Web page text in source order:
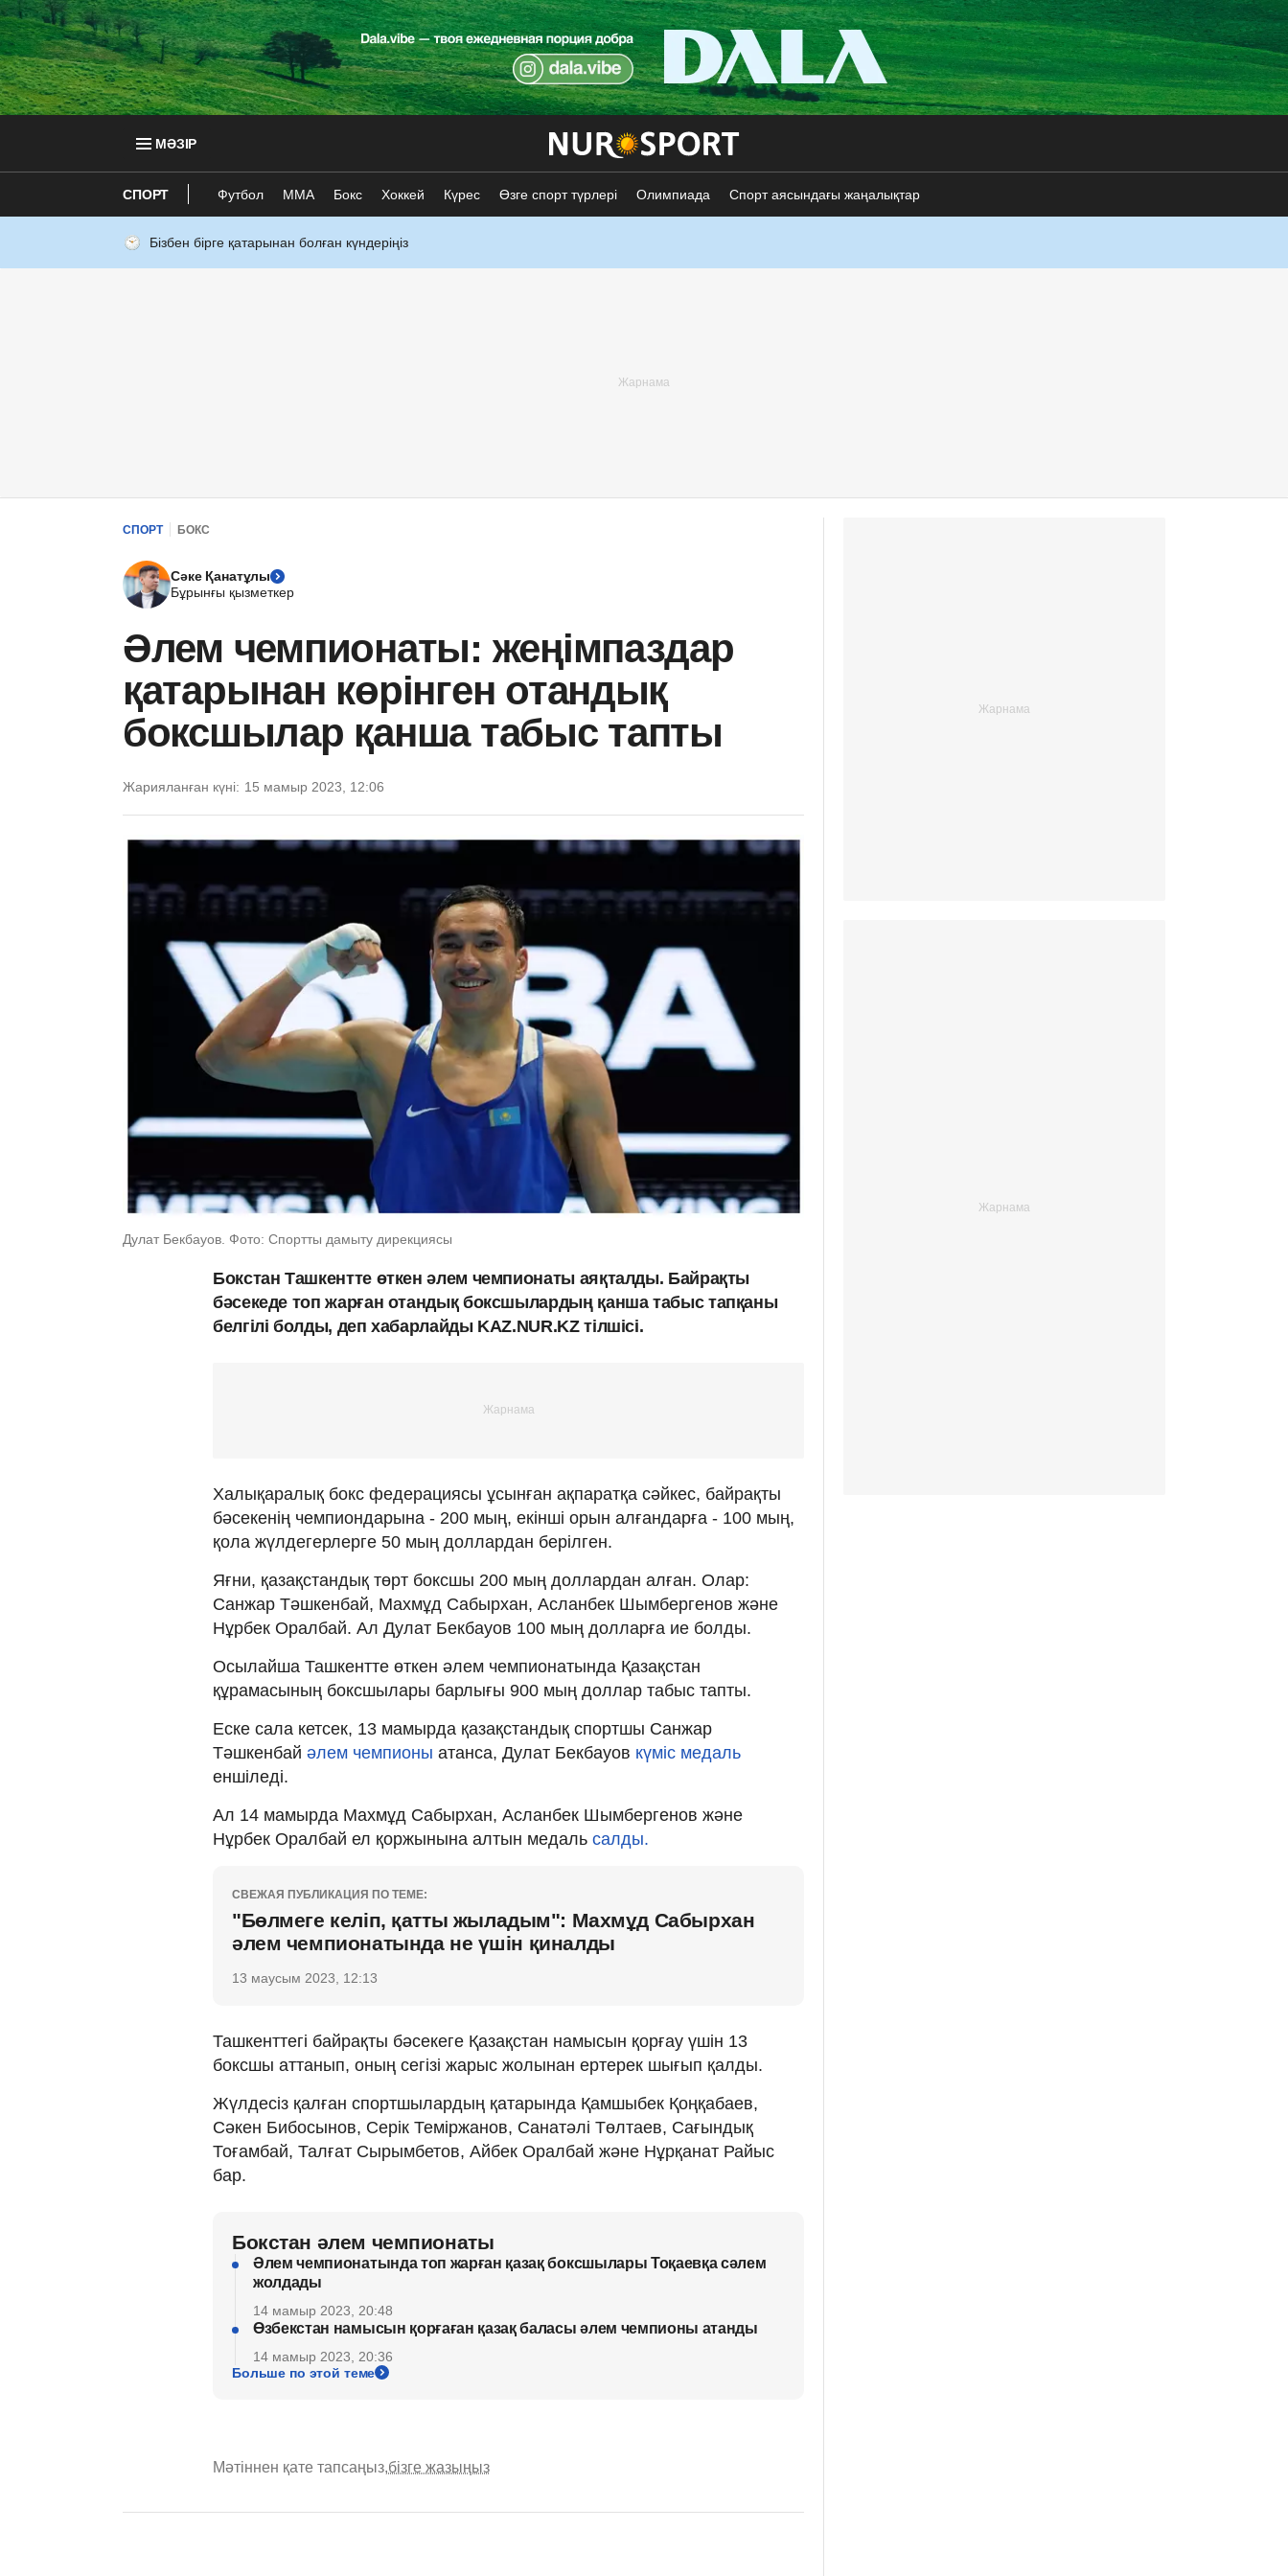
МӘЗІР
СПОРТ Футбол ММА Бокс Хоккей Күрес Өзге спорт түрлері Олимпиада Спорт аясындағы жаңалықтар
Бізбен бірге қатарынан болған күндеріңіз
СПОРТ БОКС
Сәке Қанатұлы
Бұрынғы қызметкер
Әлем чемпионаты: жеңімпаздар
қатарынан көрінген отандық
боксшылар қанша табыс тапты
Жарияланған күні: 15 мамыр 2023, 12:06
Дулат Бекбауов. Фото: Спортты дамыту дирекциясы
Бокстан Ташкентте өткен әлем чемпионаты аяқталды. Байрақты
бәсекеде топ жарған отандық боксшылардың қанша табыс тапқаны
белгілі болды, деп хабарлайды KAZ.NUR.KZ тілшісі.
Халықаралық бокс федерациясы ұсынған ақпаратқа сәйкес, байрақты
бәсекенің чемпиондарына - 200 мың, екінші орын алғандарға - 100 мың,
қола жүлдегерлерге 50 мың доллардан берілген.
Яғни, қазақстандық төрт боксшы 200 мың доллардан алған. Олар:
Санжар Тәшкенбай, Махмұд Сабырхан, Асланбек Шымбергенов және
Нұрбек Оралбай. Ал Дулат Бекбауов 100 мың долларға ие болды.
Осылайша Ташкентте өткен әлем чемпионатында Қазақстан
құрамасының боксшылары барлығы 900 мың доллар табыс тапты.
Еске сала кетсек, 13 мамырда қазақстандық спортшы Санжар
Тәшкенбай әлем чемпионы атанса, Дулат Бекбауов күміс медаль
еншіледі.
Ал 14 мамырда Махмұд Сабырхан, Асланбек Шымбергенов және
Нұрбек Оралбай ел қоржынына алтын медаль салды.
СВЕЖАЯ ПУБЛИКАЦИЯ ПО ТЕМЕ:
"Бөлмеге келіп, қатты жыладым": Махмұд Сабырхан
әлем чемпионатында не үшін қиналды
13 маусым 2023, 12:13
Ташкенттегі байрақты бәсекеге Қазақстан намысын қорғау үшін 13
боксшы аттанып, оның сегізі жарыс жолынан ертерек шығып қалды.
Жүлдесіз қалған спортшылардың қатарында Қамшыбек Қоңқабаев,
Сәкен Бибосынов, Серік Теміржанов, Санатәлі Төлтаев, Сағындық
Тоғамбай, Талғат Сырымбетов, Айбек Оралбай және Нұрқанат Райыс
бар.
Бокстан әлем чемпионаты
Әлем чемпионатында топ жарған қазақ боксшылары Тоқаевқа сәлем
жолдады
14 мамыр 2023, 20:48
Өзбекстан намысын қорғаған қазақ баласы әлем чемпионы атанды
14 мамыр 2023, 20:36
Больше по этой теме
Мәтіннен қате тапсаңыз,бізге жазыңыз